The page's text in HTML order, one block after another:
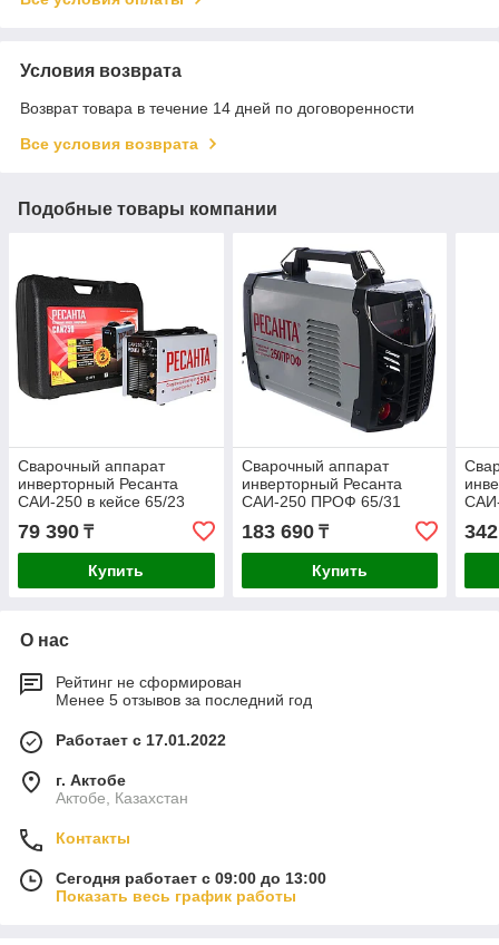
Условия возврата
Возврат товара в течение 14 дней по договоренности
Все условия возврата
Подобные товары компании
Сварочный аппарат
инверторный Ресанта
САИ-250 в кейсе 65/23
79 390 ₸
Купить
Сварочный аппарат
инверторный Ресанта
САИ-250 ПРОФ 65/31
183 690₸
Купить
О нас
Рейтинг не сформирован
Менее 5 отзывов за последний год
Работает с 17.01.2022
г. Актобе
Актобе, Казахстан
Контакты
Сегодня работает с 09:00 до 13:00
Показать весь график работы